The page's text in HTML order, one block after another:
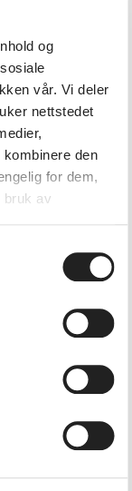
og
vår. Vi deler
nettstedet
den
for dem,
bruk av
musikkelever.
for familie…